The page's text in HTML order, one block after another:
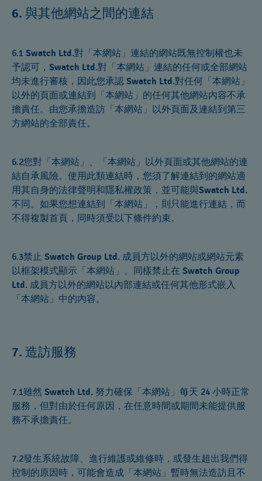
6. 與其他網站之間的連結
6.1 Swatch Ltd.對「本網站」連結的網站既無控制權也未
予認可， Swatch Ltd.對「本網站」連結的任何或全部網站
均未進行審核，因此您承認 Swatch Ltd.對任何「本網站」
以外的頁面或連結到「本網站」的任何其他網站內容不承
擔責任。由您承擔造訪「本網站」以外頁面及連結到第三
方網站的全部責任。
6.2您對「本網站」、「本網站」以外頁面或其他網站的連
結自承風險。使用此類連結時，您須了解連結到的網站適
用其自身的法律聲明和隱私權政策，並可能與Swatch Ltd.
不同。如果您想連結到「本網站」，則只能進行連結，而
不得複製首頁，同時須受以下條件約束。
6.3禁止 Swatch Group Ltd. 成員方以外的網站或網站元素
以框架模式顯示「本網站」。同樣禁止在 Swatch Group
Ltd. 成員方以外的網站以內部連結或任何其他形式嵌入
「本網站」中的內容。
7. 造訪服務
7.1雖然 Swatch Ltd. 努力確保「本網站」每天 24 小時正常
服務，但對由於任何原因，在任意時間或期間未能提供服
務不承擔責任。
7.2發生系統故障、進行維護或維修時，或發生超出我們得
控制的原因時，可能會造成「本網站」暫時無法造訪且不